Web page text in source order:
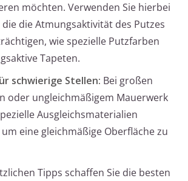
möchten. Verwenden Sie hierbei
die Atmungsaktivität des Putzes
wie spezielle Putzfarben
Tapeten.
schwierige Stellen: Bei großen
oder ungleichmäßigem Mauerwerk
Ausgleichsmaterialien
eine gleichmäßige Oberfläche zu
Tipps schaffen Sie die besten